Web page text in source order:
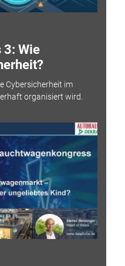
3: Wie
Cybersicherheit im
organisiert wird.